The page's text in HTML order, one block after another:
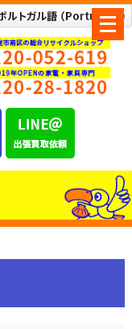
メ
ニ
ュ
ー